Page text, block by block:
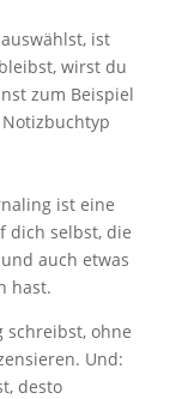
ist
wirst du
zum Beispiel
ist eine
dich selbst, die
auch etwas
hast.
schreibst, ohne
Und:
desto